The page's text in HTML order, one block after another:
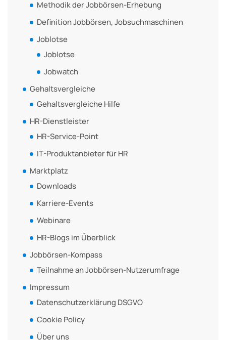
Methodik der Jobbörsen-Erhebung
Definition Jobbörsen, Jobsuchmaschinen
Joblotse
Joblotse
Jobwatch
Gehaltsvergleiche
Gehaltsvergleiche Hilfe
HR-Dienstleister
HR-Service-Point
IT-Produktanbieter für HR
Marktplatz
Downloads
Karriere-Events
Webinare
HR-Blogs im Überblick
Jobbörsen-Kompass
Teilnahme an Jobbörsen-Nutzerumfrage
Impressum
Datenschutzerklärung DSGVO
Cookie Policy
Über uns